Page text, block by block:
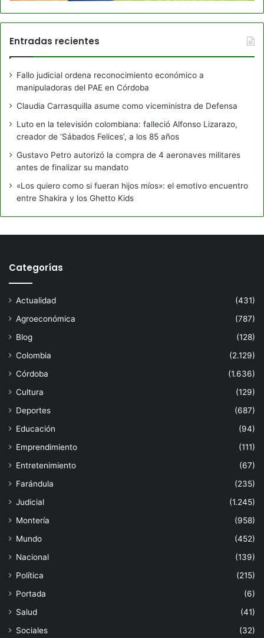
Entradas recientes
Fallo judicial ordena reconocimiento económico a
manipuladoras del PAE en Córdoba
Claudia Carrasquilla asume como viceministra de Defensa
Luto en la televisión colombiana: falleció Alfonso Lizarazo,
creador de ‘Sábados Felices’, a los 85 años
Gustavo Petro autorizó la compra de 4 aeronaves militares
antes de finalizar su mandato
«Los quiero como si fueran hijos míos»: el emotivo encuentro
entre Shakira y los Ghetto Kids
Categorías
Actualidad
(431)
Agroeconómica
(787)
Blog
(128)
Colombia
(2.129)
Córdoba
(1.636)
Cultura
(129)
Deportes
(687)
Educación
(94)
Emprendimiento
(111)
Entretenimiento
(67)
Farándula
(235)
Judicial
(1.245)
Montería
(958)
Mundo
(452)
Nacional
(139)
Política
(215)
Portada
(6)
Salud
(41)
Sociales
(32)